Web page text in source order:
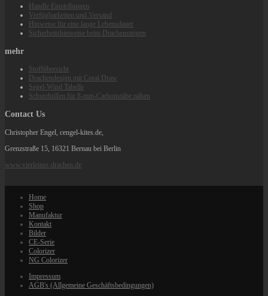
Handle Einstellungen
Verfügbarkeiten und Versand
Hinweise für eine lange Lebensdauer
Sicherheitshinweise beim Drachensteigen
mehr
Stoffübersicht
Drachendesign mit Coral Draw
Segel-Wind Tabelle
Schutzhüllen für 8-mm-Carbonstäbe nähen
Contact Us
Christopher Engel, cengel-kites.de,
Grenzstraße 15, 16321 Bernau bei Berlin
www.vierleiner-drachen.de
Home
Shop
Manufaktur
Kontakt
Bilder
CE-Serie
Colorizer
NG Colorizer
Impressum
AGB's (Allgemeine Geschäftsbedingungen)